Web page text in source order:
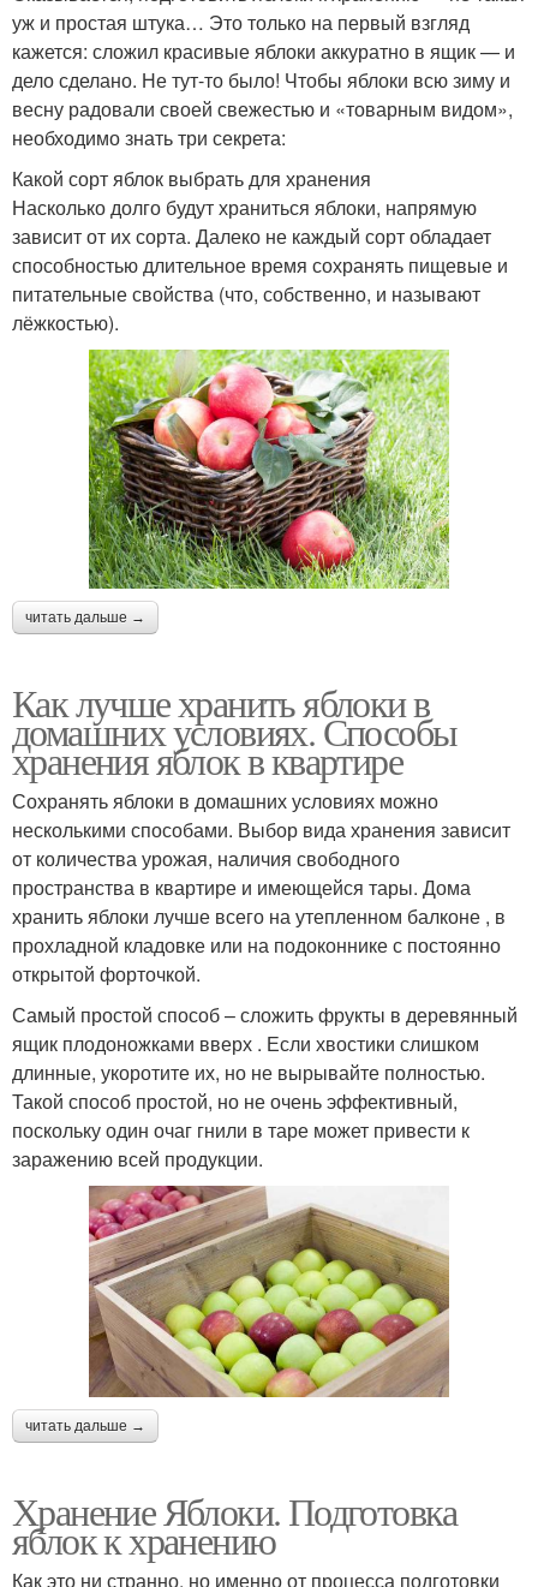
уж и простая штука… Это только на первый взгляд
кажется: сложил красивые яблоки аккуратно в ящик — и
дело сделано. Не тут-то было! Чтобы яблоки всю зиму и
весну радовали своей свежестью и «товарным видом»,
необходимо знать три секрета:
Какой сорт яблок выбрать для хранения
Насколько долго будут храниться яблоки, напрямую
зависит от их сорта. Далеко не каждый сорт обладает
способностью длительное время сохранять пищевые и
питательные свойства (что, собственно, и называют
лёжкостью).
читать дальше →
Как лучше хранить яблоки в
домашних условиях. Способы
хранения яблок в квартире
Сохранять яблоки в домашних условиях можно
несколькими способами. Выбор вида хранения зависит
от количества урожая, наличия свободного
пространства в квартире и имеющейся тары. Дома
хранить яблоки лучше всего на утепленном балконе , в
прохладной кладовке или на подоконнике с постоянно
открытой форточкой.
Самый простой способ – сложить фрукты в деревянный
ящик плодоножками вверх . Если хвостики слишком
длинные, укоротите их, но не вырывайте полностью.
Такой способ простой, но не очень эффективный,
поскольку один очаг гнили в таре может привести к
заражению всей продукции.
читать дальше →
Хранение Яблоки. Подготовка
яблок к хранению
Как это ни странно, но именно от процесса подготовки